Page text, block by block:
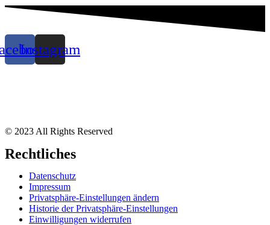
Instagram
© 2023 All Rights Reserved
Rechtliches
Datenschutz
Impressum
Privatsphäre-Einstellungen ändern
Historie der Privatsphäre-Einstellungen
Einwilligungen widerrufen